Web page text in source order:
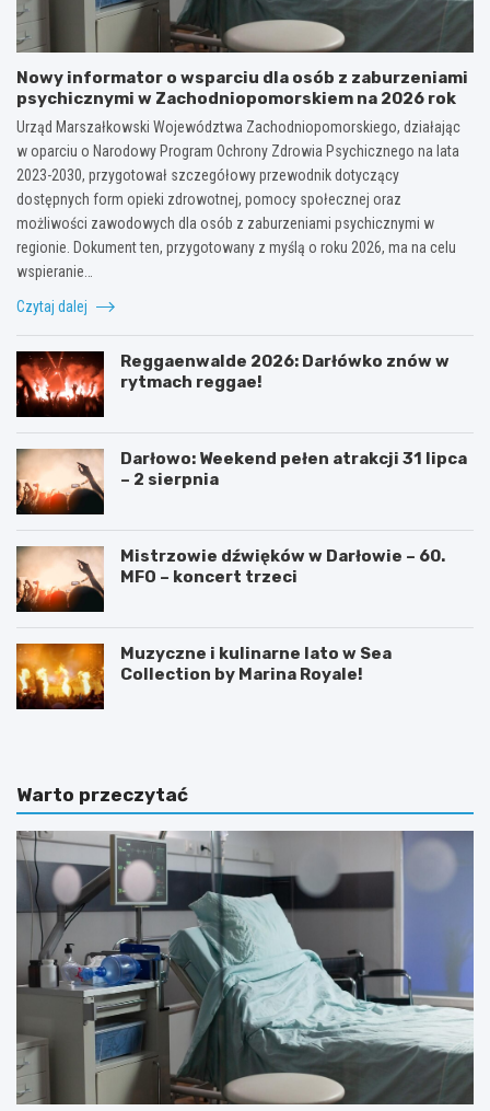
Nowy informator o wsparciu dla osób z zaburzeniami
psychicznymi w Zachodniopomorskiem na 2026 rok
Urząd Marszałkowski Województwa Zachodniopomorskiego, działając
w oparciu o Narodowy Program Ochrony Zdrowia Psychicznego na lata
2023-2030, przygotował szczegółowy przewodnik dotyczący
dostępnych form opieki zdrowotnej, pomocy społecznej oraz
możliwości zawodowych dla osób z zaburzeniami psychicznymi w
regionie. Dokument ten, przygotowany z myślą o roku 2026, ma na celu
wspieranie…
Czytaj dalej
Reggaenwalde 2026: Darłówko znów w
rytmach reggae!
Darłowo: Weekend pełen atrakcji 31 lipca
– 2 sierpnia
Mistrzowie dźwięków w Darłowie – 60.
MFO – koncert trzeci
Muzyczne i kulinarne lato w Sea
Collection by Marina Royale!
Warto przeczytać